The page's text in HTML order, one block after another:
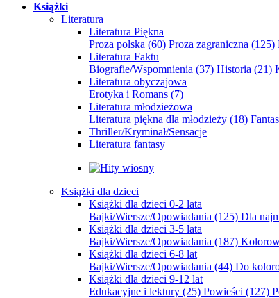
Książki
Literatura
Literatura Piękna
Proza polska (60) Proza zagraniczna (125)
Literatura Faktu
Biografie/Wspomnienia (37) Historia (21)
Literatura obyczajowa
Erotyka i Romans (7)
Literatura młodzieżowa
Literatura piękna dla młodzieży (18)
Thriller/Kryminał/Sensacje
Literatura fantasy
Książki dla dzieci
Książki dla dzieci 0-2 lata
Bajki/Wiersze/Opowiadania (125) Dla
Książki dla dzieci 3-5 lata
Bajki/Wiersze/Opowiadania (187)
Książki dla dzieci 6-8 lat
Bajki/Wiersze/Opowiadania (44) Do
Książki dla dzieci 9-12 lat
Edukacyjne i lektury (25) Powieści (127)